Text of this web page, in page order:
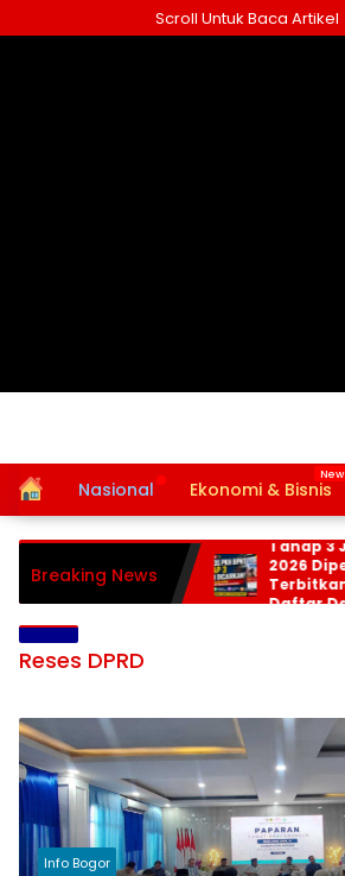
ke
Scroll Untuk Baca Artikel
HomeNasional Ekonomi & Bisnis
Breaking News
Bansos
Tahap 3
2026
Terbitkan
Daftar
Reses DPRD
Info Bogor